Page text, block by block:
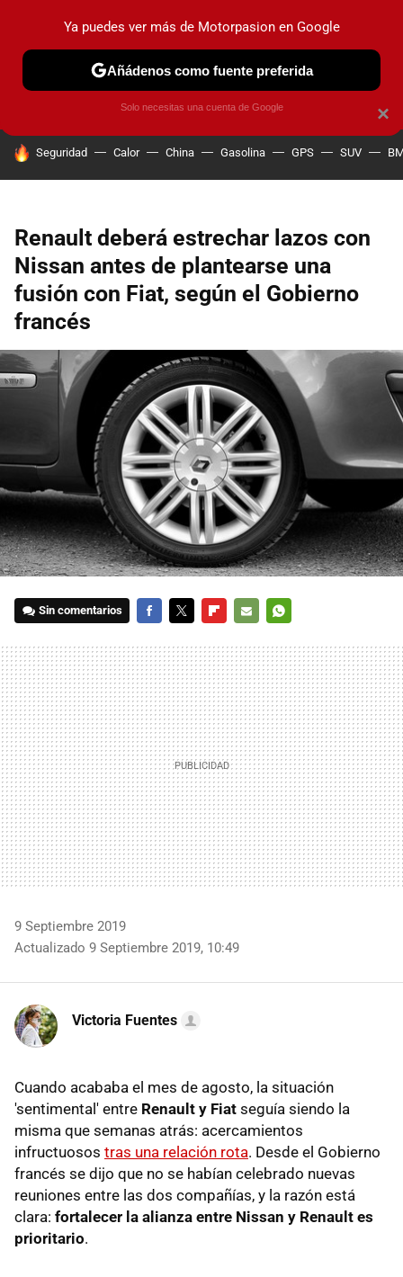
PRUEBAS COCHES ELÉCTRICOS OBSERVATORIO
HOY SE HABLA DE
Seguridad Calor China Gasolina GPS SUV
Renault deberá estrechar lazos con
Nissan antes de plantearse una
fusión con Fiat, según el Gobierno
francés
Sin comentarios
MAIL
9 Septiembre 2019
Actualizado 9 Septiembre 2019, 10:49
Victoria Fuentes
Cuando acababa el mes de agosto, la situación
'sentimental' entre Renault y Fiat seguía siendo la
misma que semanas atrás: acercamientos
infructuosos tras una relación rota. Desde el Gobierno
francés se dijo que no se habían celebrado nuevas
reuniones entre las dos compañías, y la razón está
clara: fortalecer la alianza entre Nissan y Renault es
prioritario.
×
Ya puedes ver más de Motorpasion en Google
Añádenos como fuente preferida
Solo necesitas una cuenta de Google